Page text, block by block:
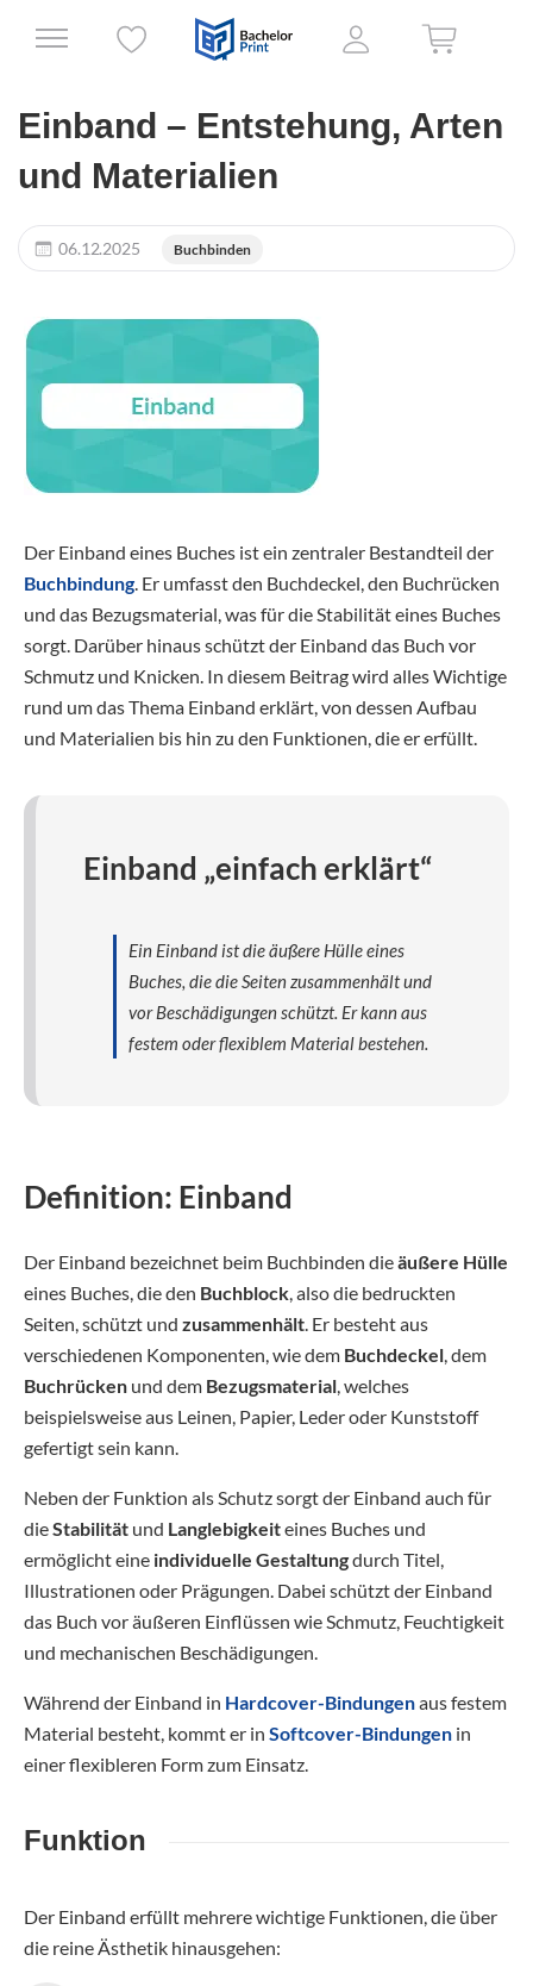
Einband – Entstehung, Arten
und Materialien
06.12.2025 Buchbinden
Der Einband eines Buches ist ein zentraler Bestandteil der
Buchbindung. Er umfasst den Buchdeckel, den Buchrücken
und das Bezugsmaterial, was für die Stabilität eines Buches
sorgt. Darüber hinaus schützt der Einband das Buch vor
Schmutz und Knicken. In diesem Beitrag wird alles Wichtige
rund um das Thema Einband erklärt, von dessen Aufbau
und Materialien bis hin zu den Funktionen, die er erfüllt.
Einband „einfach erklärt“
Ein Einband ist die äußere Hülle eines
Buches, die die Seiten zusammenhält und
vor Beschädigungen schützt. Er kann aus
festem oder flexiblem Material bestehen.
Definition: Einband
Der Einband bezeichnet beim Buchbinden dieäußere Hülle
eines Buches, die den Buchblock, also die bedruckten
Seiten, schützt und zusammenhält. Er besteht aus
verschiedenen Komponenten, wie dem Buchdeckel, dem
Buchrücken und dem Bezugsmaterial, welches
beispielsweise aus Leinen, Papier, Leder oder Kunststoff
gefertigt sein kann.
Neben der Funktion als Schutz sorgt der Einband auch für
dieStabilität und Langlebigkeiteines Buches und
ermöglicht eine individuelle Gestaltungdurch Titel,
Illustrationen oder Prägungen. Dabei schützt der Einband
das Buch vor äußeren Einflüssen wie Schmutz, Feuchtigkeit
und mechanischen Beschädigungen.
Während der Einband in Hardcover-Bindungenaus festem
Material besteht, kommt er in Softcover-Bindungen in
einer flexibleren Form zum Einsatz.
Funktion
Der Einband erfüllt mehrere wichtige Funktionen, die über
die reine Ästhetik hinausgehen: